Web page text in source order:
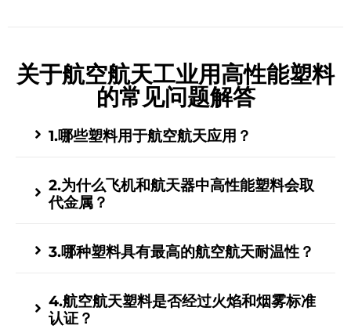
关于航空航天工业用高性能塑料
的常见问题解答
1.哪些塑料用于航空航天应用？
2.为什么飞机和航天器中高性能塑料会取
代金属？
3.哪种塑料具有最高的航空航天耐温性？
4.航空航天塑料是否经过火焰和烟雾标准
认证？